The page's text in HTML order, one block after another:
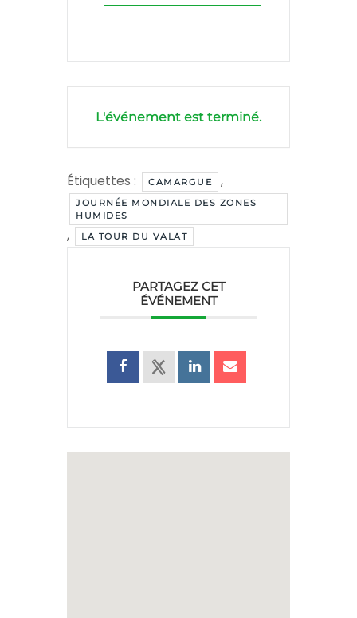
L'événement est terminé.
Étiquettes : CAMARGUE ,
JOURNÉE MONDIALE DES ZONES
HUMIDES
, LA TOUR DU VALAT
PARTAGEZ CET
ÉVÉNEMENT